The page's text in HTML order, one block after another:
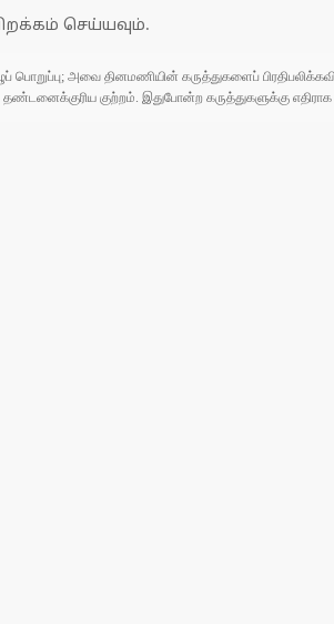
செய்யவும்.
பொறுப்பு; அவை தினமணியின் கருத்துகளைப்
குற்றம். இதுபோன்ற கருத்துகளுக்கு எதிராக